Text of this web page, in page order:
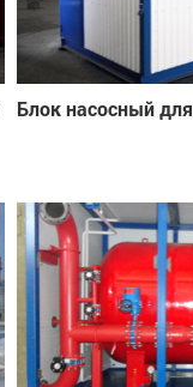
Блок насосный